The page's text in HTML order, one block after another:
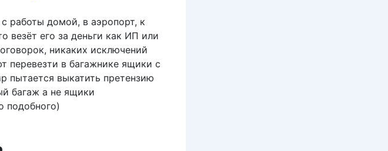
работы домой, в аэропорт, к
везёт его за деньги как ИП или
никаких исключений
перевезти в багажнике ящики с
пытается выкатить претензию
багаж а не ящики
подобного)